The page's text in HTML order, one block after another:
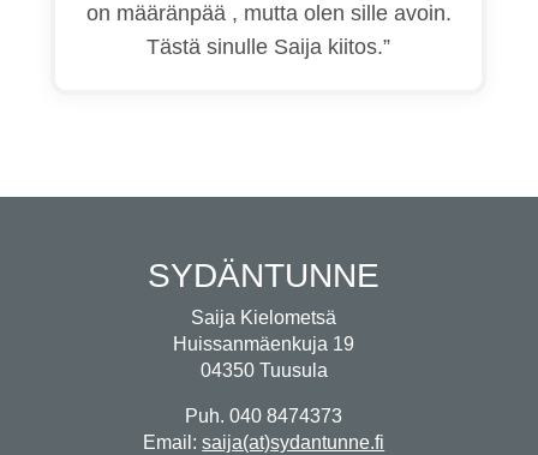
on määränpää , mutta olen sille avoin.
Tästä sinulle Saija kiitos.”
SYDÄNTUNNE
Saija Kielometsä
Huissanmäenkuja 19
04350 Tuusula
Puh. 040 8474373
Email:saija(at)sydantunne.fi